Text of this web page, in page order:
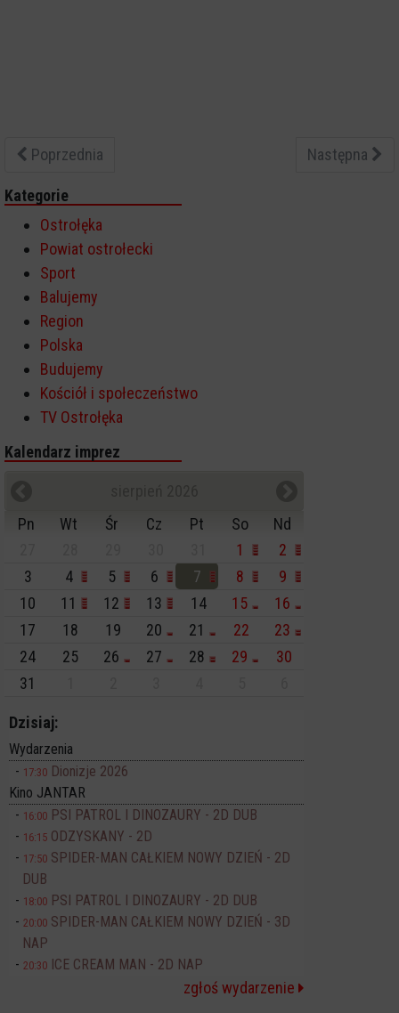
Poprzednia Następna
Kategorie
Ostrołęka
Powiat ostrołecki
Sport
Balujemy
Region
Polska
Budujemy
Kościół i społeczeństwo
TV Ostrołęka
Kalendarz imprez
Pn
Wt Śr Cz Pt So
Nd
1
2
3
4 5 6 7 8
9
10
11 12 13 14 15
16
17
18 19 20 21 22
23
24
25 26 27 28 29
30
31
Dzisiaj:
Wydarzenia
17:30 Dionizje 2026
Kino JANTAR
16:00 PSI PATROL I DINOZAURY - 2D DUB
16:15 ODZYSKANY - 2D
17:50 SPIDER-MAN CAŁKIEM NOWY DZIEŃ - 2D
DUB
18:00 PSI PATROL I DINOZAURY - 2D DUB
20:00 SPIDER-MAN CAŁKIEM NOWY DZIEŃ - 3D
NAP
20:30 ICE CREAM MAN - 2D NAP
zgłoś wydarzenie